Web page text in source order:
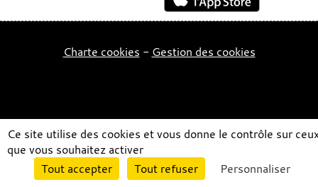
Charte cookies Gestion des cookies
Envie de participer ? Connexion
Ce site utilise des cookies et vous donne le contrôle sur
que vous souhaitez activer
Tout accepter
Tout refuser Personnaliser